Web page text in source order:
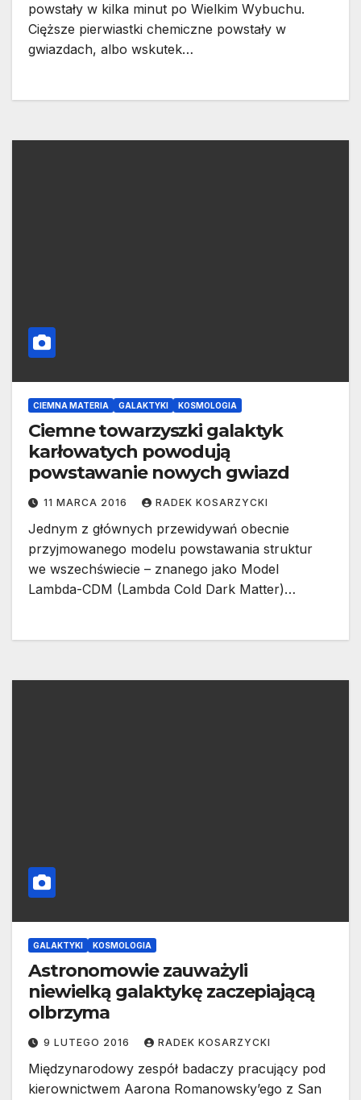
powstały w kilka minut po Wielkim Wybuchu.
Cięższe pierwiastki chemiczne powstały w
gwiazdach, albo wskutek…
CIEMNA MATERIA GALAKTYKI KOSMOLOGIA
Ciemne towarzyszki galaktyk
karłowatych powodują
powstawanie nowych gwiazd
11 MARCA 2016 RADEK KOSARZYCKI
Jednym z głównych przewidywań obecnie
przyjmowanego modelu powstawania struktur
we wszechświecie – znanego jako Model
Lambda-CDM (Lambda Cold Dark Matter)…
GALAKTYKI KOSMOLOGIA
Astronomowie zauważyli
niewielką galaktykę zaczepiającą
olbrzyma
9 LUTEGO 2016 RADEK KOSARZYCKI
Międzynarodowy zespół badaczy pracujący pod
kierownictwem Aarona Romanowsky’ego z San